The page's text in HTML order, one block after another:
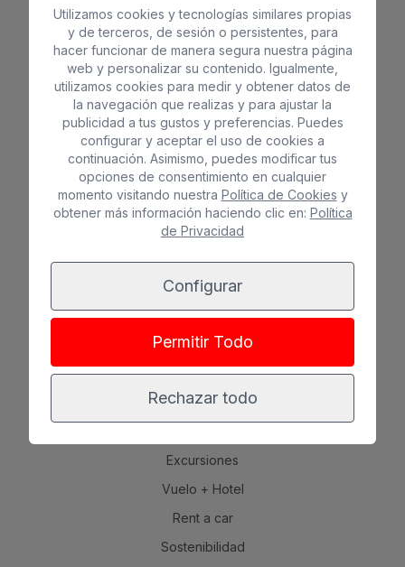
Bull Costa Canaria & Spa****
Bull Escorial & Spa * *
Bull Vital Suites & Spa*** *
Bull Eugenia Victoria & Spa* **
Bull Dorado Beach & Spa * * *
EXPERIENCIAS
Playa
Spa
Ciudad
Todo incluido
Solo adultos
Familias
OTROS
Excursiones
Vuelo + Hotel
Rent a car
Sostenibilidad
Utilizamos cookies y tecnologías similares propias
y de terceros, de sesión o persistentes, para
hacer funcionar de manera segura nuestra página
web y personalizar su contenido. Igualmente,
utilizamos cookies para medir y obtener datos de
la navegación que realizas y para ajustar la
publicidad a tus gustos y preferencias. Puedes
configurar y aceptar el uso de cookies a
continuación. Asimismo, puedes modificar tus
opciones de consentimiento en cualquier
momento visitando nuestra Política de Cookies y
obtener más información haciendo clic en: Política
de Privacidad
Configurar
Permitir Todo
Rechazar todo